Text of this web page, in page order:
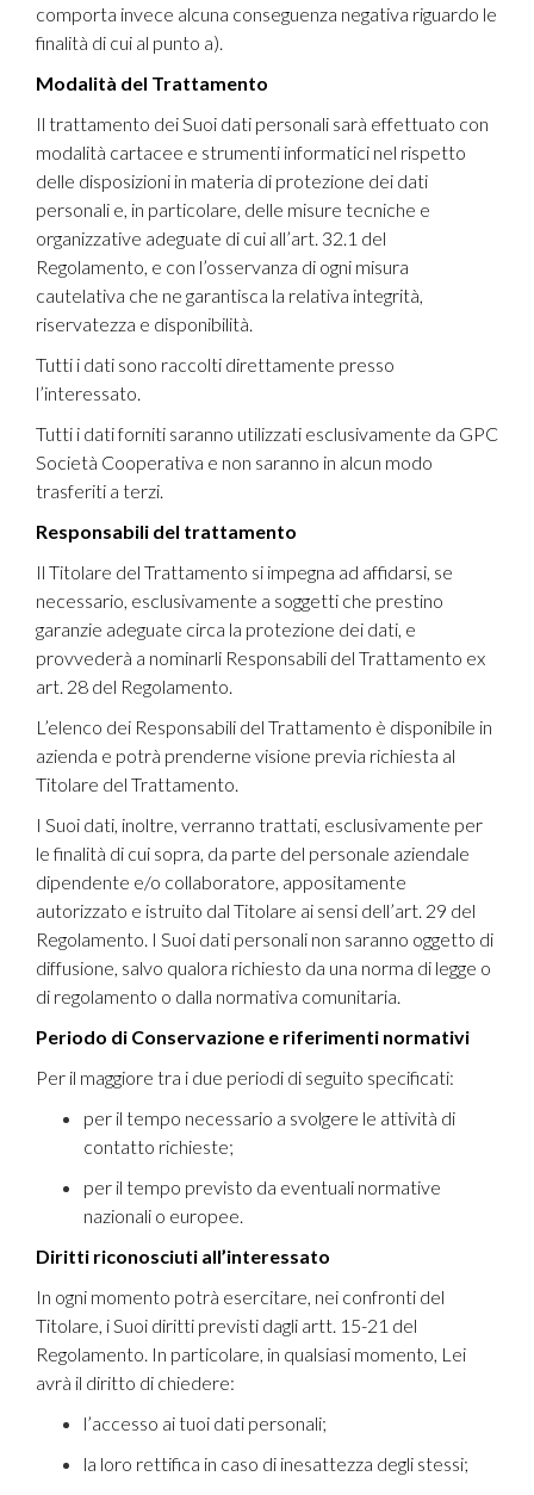
comporta invece alcuna conseguenza negativa riguardo le
finalità di cui al punto a).
Modalità del Trattamento
Il trattamento dei Suoi dati personali sarà effettuato con
modalità cartacee e strumenti informatici nel rispetto
delle disposizioni in materia di protezione dei dati
personali e, in particolare, delle misure tecniche e
organizzative adeguate di cui all’art. 32.1 del
Regolamento, e con l’osservanza di ogni misura
cautelativa che ne garantisca la relativa integrità,
riservatezza e disponibilità.
Tutti i dati sono raccolti direttamente presso
l’interessato.
Tutti i dati forniti saranno utilizzati esclusivamente da GPC
Società Cooperativa e non saranno in alcun modo
trasferiti a terzi.
Responsabili del trattamento
Il Titolare del Trattamento si impegna ad affidarsi, se
necessario, esclusivamente a soggetti che prestino
garanzie adeguate circa la protezione dei dati, e
provvederà a nominarli Responsabili del Trattamento ex
art. 28 del Regolamento.
L’elenco dei Responsabili del Trattamento è disponibile in
azienda e potrà prenderne visione previa richiesta al
Titolare del Trattamento.
I Suoi dati, inoltre, verranno trattati, esclusivamente per
le finalità di cui sopra, da parte del personale aziendale
dipendente e/o collaboratore, appositamente
autorizzato e istruito dal Titolare ai sensi dell’art. 29 del
Regolamento. I Suoi dati personali non saranno oggetto di
diffusione, salvo qualora richiesto da una norma di legge o
di regolamento o dalla normativa comunitaria.
Periodo di Conservazione e riferimenti normativi
Per il maggiore tra i due periodi di seguito specificati:
per il tempo necessario a svolgere le attività di
contatto richieste;
per il tempo previsto da eventuali normative
nazionali o europee.
Diritti riconosciuti all’interessato
In ogni momento potrà esercitare, nei confronti del
Titolare, i Suoi diritti previsti dagli artt. 15-21 del
Regolamento. In particolare, in qualsiasi momento, Lei
avrà il diritto di chiedere:
l’accesso ai tuoi dati personali;
la loro rettifica in caso di inesattezza degli stessi;